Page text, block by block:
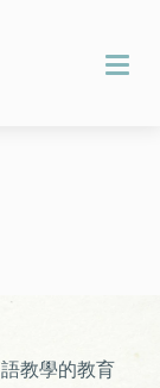
教學的教育